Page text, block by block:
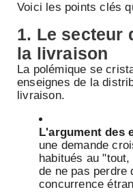
Voici les points clés
1. Le secteur
la livraison
La polémique se
enseignes de la
livraison.
L'argument des
une demande
habitués au
de ne pas perdre
concurrence